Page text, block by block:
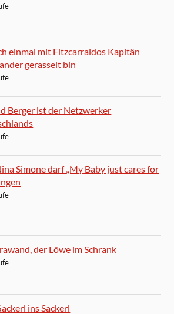
einmal mit Fitzcarraldos Kapitän
gerasselt bin
Berger ist der Netzwerker
Simone darf „My Baby just cares for
der Löwe im Schrank
ins Sackerl